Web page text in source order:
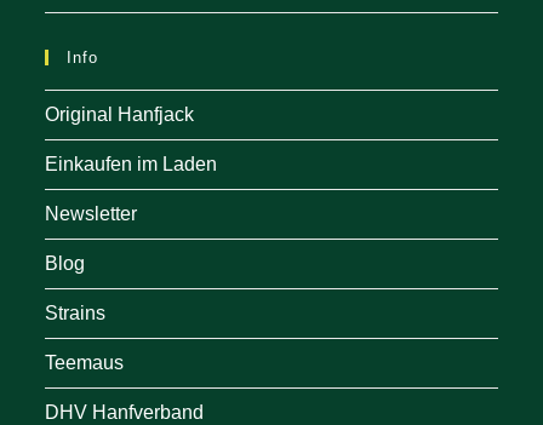
Info
Original Hanfjack
Einkaufen im Laden
Newsletter
Blog
Strains
Teemaus
DHV Hanfverband